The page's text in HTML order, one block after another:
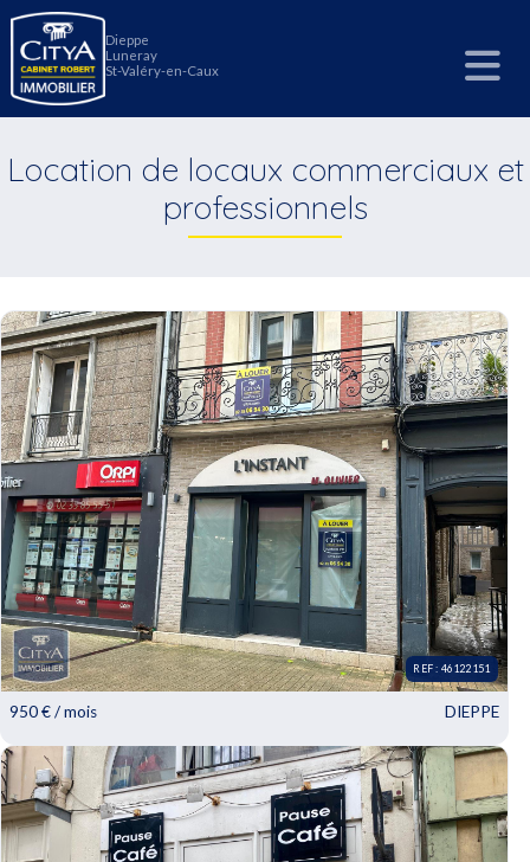
Dieppe
Luneray
St-Valéry-en-Caux
Location de locaux commerciaux et
professionnels
REF : 46122151
REF : 46122151 - DIEPPE
950 € / mois DIEPPE
Panneau de gestion des cookies